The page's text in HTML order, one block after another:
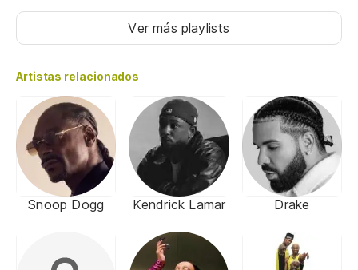
Ver más playlists
Artistas relacionados
Snoop Dogg Kendrick Lamar Drake